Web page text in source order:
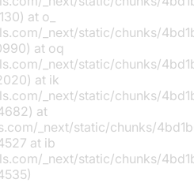
at o_
_next/static/chunks/
at oq
_next/static/chunks/
at ik
_next/static/chunks/
at
_next/static/chunks/
at ib
_next/static/chunks/